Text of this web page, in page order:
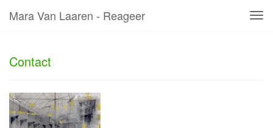
Mara Van Laaren - Reageer
Contact